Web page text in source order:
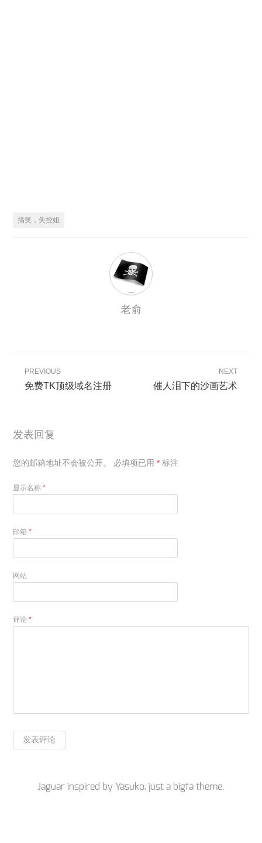
搞笑，失控姐
老俞
PREVIOUS
免费TK顶级域名注册
NEXT
催人泪下的沙画艺术
发表回复
您的邮箱地址不会被公开。 必填项已用* 标注
显示名称*
邮箱*
网站
评论*
Jaguar inspired by Yasuko, just a bigfa theme.